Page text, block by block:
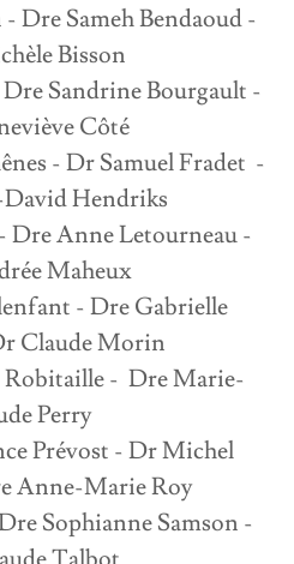
Dre Sameh Bendaoud -
Bisson
Sandrine Bourgault -
Côté
- Dr Samuel Fradet -
Hendriks
Dre Anne Letourneau -
Maheux
- Dre Gabrielle
Claude Morin
- Dre Marie-
Perry
Prévost - Dr Michel
Anne-Marie Roy
Sophianne Samson -